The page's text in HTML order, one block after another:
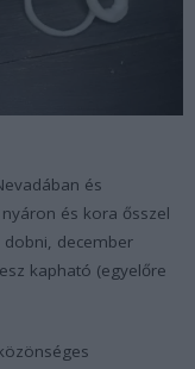
és
és kora ősszel
december
kapható (egyelőre